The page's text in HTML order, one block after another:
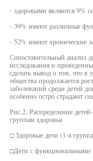
- здоровыми являются 9%
- 39% имеют различные
- 52% имеют хронические
Сопоставительный анализ
исследования и
сделать вывод о том, что в
общества продолжается
заболеваний среди детей
особенно остро страдают
Рис.2. Распределение
группам здоровья
□ Здоровые дети (1-я
□Дети с